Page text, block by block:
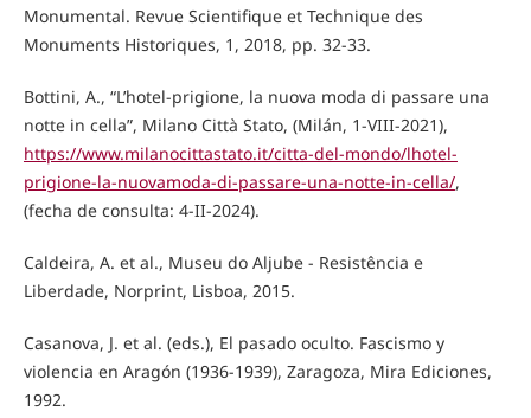
Monumental. Revue Scientifique et Technique des
Monuments Historiques, 1, 2018, pp. 32-33.
Bottini, A., “L’hotel-prigione, la nuova moda di passare una
notte in cella”, Milano Città Stato, (Milán, 1-VIII-2021),
https://www.milanocittastato.it/citta-del-mondo/lhotel-
prigione-la-nuovamoda-di-passare-una-notte-in-cella/,
(fecha de consulta: 4-II-2024).
Caldeira, A. et al., Museu do Aljube - Resistência e
Liberdade, Norprint, Lisboa, 2015.
Casanova, J. et al. (eds.), El pasado oculto. Fascismo y
violencia en Aragón (1936-1939), Zaragoza, Mira Ediciones,
1992.